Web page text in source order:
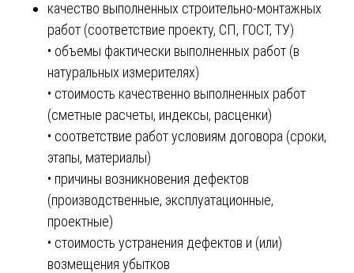
качество выполненных строительно-монтажных
работ (соответствие проекту, СП, ГОСТ, ТУ)
• объемы фактически выполненных работ (в
натуральных измерителях)
• стоимость качественно выполненных работ
(сметные расчеты, индексы, расценки)
• соответствие работ условиям договора (сроки,
этапы, материалы)
• причины возникновения дефектов
(производственные, эксплуатационные,
проектные)
• стоимость устранения дефектов и (или)
возмещения убытков